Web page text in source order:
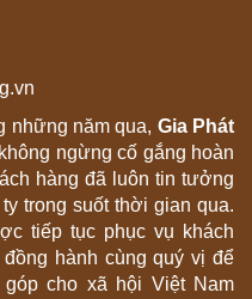
những năm qua, Gia Phát
ngừng cố gắng hoàn
hàng đã luôn tin tưởng
trong suốt thời gian qua.
tiếp tục phục vụ khách
hành cùng quý vị để
cho xã hội Việt Nam